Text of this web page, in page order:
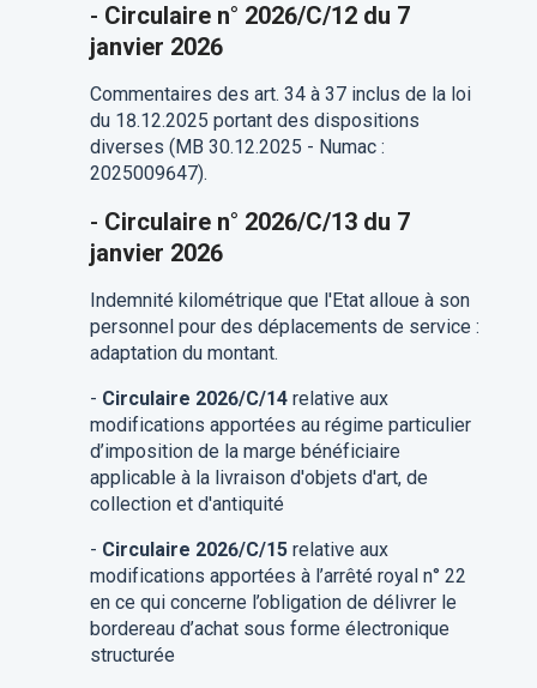
- Circulaire n° 2026/C/12 du 7
janvier 2026
Commentaires des art. 34 à 37 inclus de la loi
du 18.12.2025 portant des dispositions
diverses (MB 30.12.2025 - Numac :
2025009647).
- Circulaire n° 2026/C/13 du 7
janvier 2026
Indemnité kilométrique que l'Etat alloue à son
personnel pour des déplacements de service :
adaptation du montant.
- Circulaire 2026/C/14relative aux
modifications apportées au régime particulier
d’imposition de la marge bénéficiaire
applicable à la livraison d'objets d'art, de
collection et d'antiquité
- Circulaire 2026/C/15relative aux
modifications apportées à l’arrêté royal n° 22
en ce qui concerne l’obligation de délivrer le
bordereau d’achat sous forme électronique
structurée